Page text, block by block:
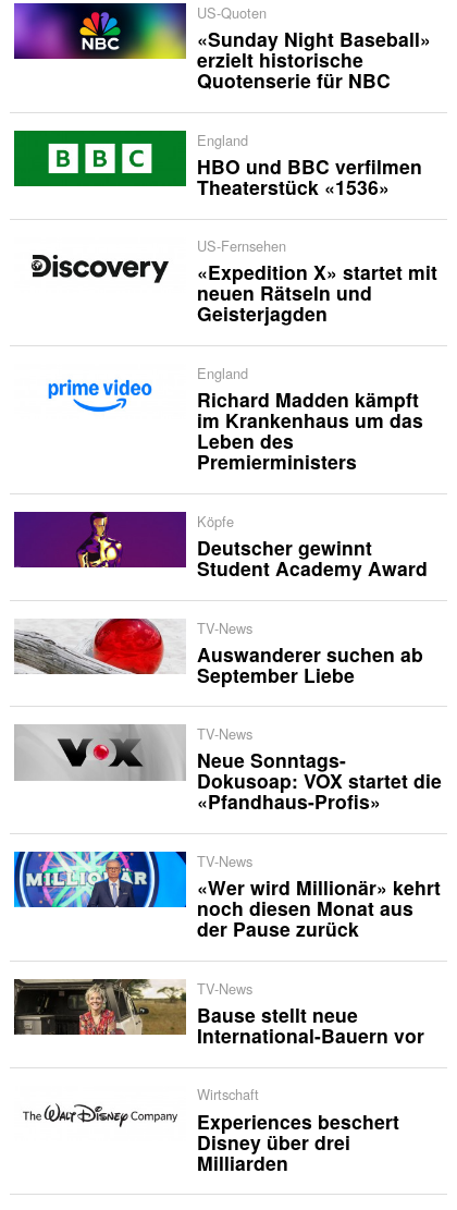
US-Quoten
«Sunday Night Baseball»
erzielt historische
Quotenserie für NBC
England
HBO und BBC verfilmen
Theaterstück «1536»
US-Fernsehen
«Expedition X» startet mit
neuen Rätseln und
Geisterjagden
England
Richard Madden kämpft
im Krankenhaus um das
Leben des
Premierministers
Köpfe
Deutscher gewinnt
Student Academy Award
TV-News
Auswanderer suchen ab
September Liebe
TV-News
Neue Sonntags-
Dokusoap: VOX startet die
«Pfandhaus-Profis»
TV-News
«Wer wird Millionär» kehrt
noch diesen Monat aus
der Pause zurück
TV-News
Bause stellt neue
International-Bauern vor
Wirtschaft
Experiences beschert
Disney über drei
Milliarden